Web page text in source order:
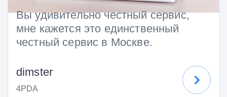
Вы удивительно честный сервис,
мне кажется это единственный
честный сервис в Москве.
dimster
4PDA